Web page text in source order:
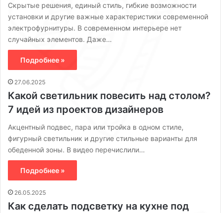
Скрытые решения, единый стиль, гибкие возможности
установки и другие важные характеристики современной
электрофурнитуры. В современном интерьере нет
случайных элементов. Даже…
Подробнее »
27.06.2025
Какой светильник повесить над столом?
7 идей из проектов дизайнеров
Акцентный подвес, пара или тройка в одном стиле,
фигурный светильник и другие стильные варианты для
обеденной зоны. В видео перечислили…
Подробнее »
26.05.2025
Как сделать подсветку на кухне под